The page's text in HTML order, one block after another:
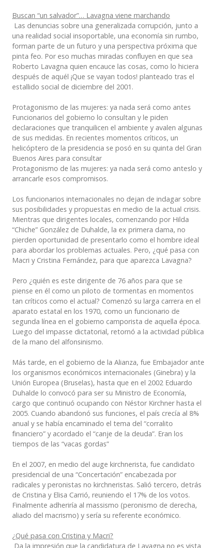
Buscan “un salvador”… Lavagna viene marchando
Las denuncias sobre una generalizada corrupción, junto a
una realidad social insoportable, una economía sin rumbo,
forman parte de un futuro y una perspectiva próxima que
pinta feo. Por eso muchas miradas confluyen en que sea
Roberto Lavagna quien encauce las cosas, como lo hiciera
después de aquél ¡Que se vayan todos! planteado tras el
estallido social de diciembre del 2001.
Protagonismo de las mujeres: ya nada será como antes
Funcionarios del gobierno lo consultan y le piden
declaraciones que tranquilicen el ambiente y avalen algunas
de sus medidas. En recientes momentos críticos, un
helicóptero de la presidencia se posó en su quinta del Gran
Buenos Aires para consultar
Protagonismo de las mujeres: ya nada será como anteslo y
arrancarle esos compromisos.
Los funcionarios internacionales no dejan de indagar sobre
sus posibilidades y propuestas en medio de la actual crisis.
Mientras que dirigentes locales, comenzando por Hilda
“Chiche” González de Duhalde, la ex primera dama, no
pierden oportunidad de presentarlo como el hombre ideal
para abordar los problemas actuales. Pero, ¿qué pasa con
Macri y Cristina Fernández, para que aparezca Lavagna?
Pero ¿quién es este dirigente de 76 años para que se
piense en él como un piloto de tormentas en momentos
tan críticos como el actual? Comenzó su larga carrera en el
aparato estatal en los 1970, como un funcionario de
segunda línea en el gobierno camporista de aquella época.
Luego del impasse dictatorial, retornó a la actividad pública
de la mano del alfonsinismo.
Más tarde, en el gobierno de la Alianza, fue Embajador ante
los organismos económicos internacionales (Ginebra) y la
Unión Europea (Bruselas), hasta que en el 2002 Eduardo
Duhalde lo convocó para ser su Ministro de Economía,
cargo que continuó ocupando con Néstor Kirchner hasta el
2005. Cuando abandonó sus funciones, el país crecía al 8%
anual y se había encaminado el tema del “corralito
financiero” y acordado el “canje de la deuda”. Eran los
tiempos de las “vacas gordas”
En el 2007, en medio del auge kirchnerista, fue candidato
presidencial de una “Concertación” encabezada por
radicales y peronistas no kirchneristas. Salió tercero, detrás
de Cristina y Elisa Carrió, reuniendo el 17% de los votos.
Finalmente adheriría al massismo (peronismo de derecha,
aliado del macrismo) y sería su referente económico.
¿Qué pasa con Cristina y Macri?
Da la impresión que la candidatura de Lavagna no es vista